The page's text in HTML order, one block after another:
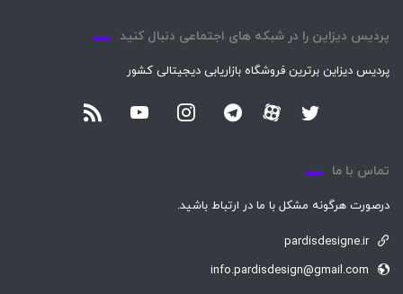
پردیس دیزاین را در شبکه های اجتماعی دنبال کنید
پردیس دیزاین برترین فروشگاه بازاریابی دیجیتالی کشور
تماس با ما
درصورت هرگونه مشکل با ما در ارتباط باشید.
pardisdesigne.ir
info.pardisdesign@gmail.com